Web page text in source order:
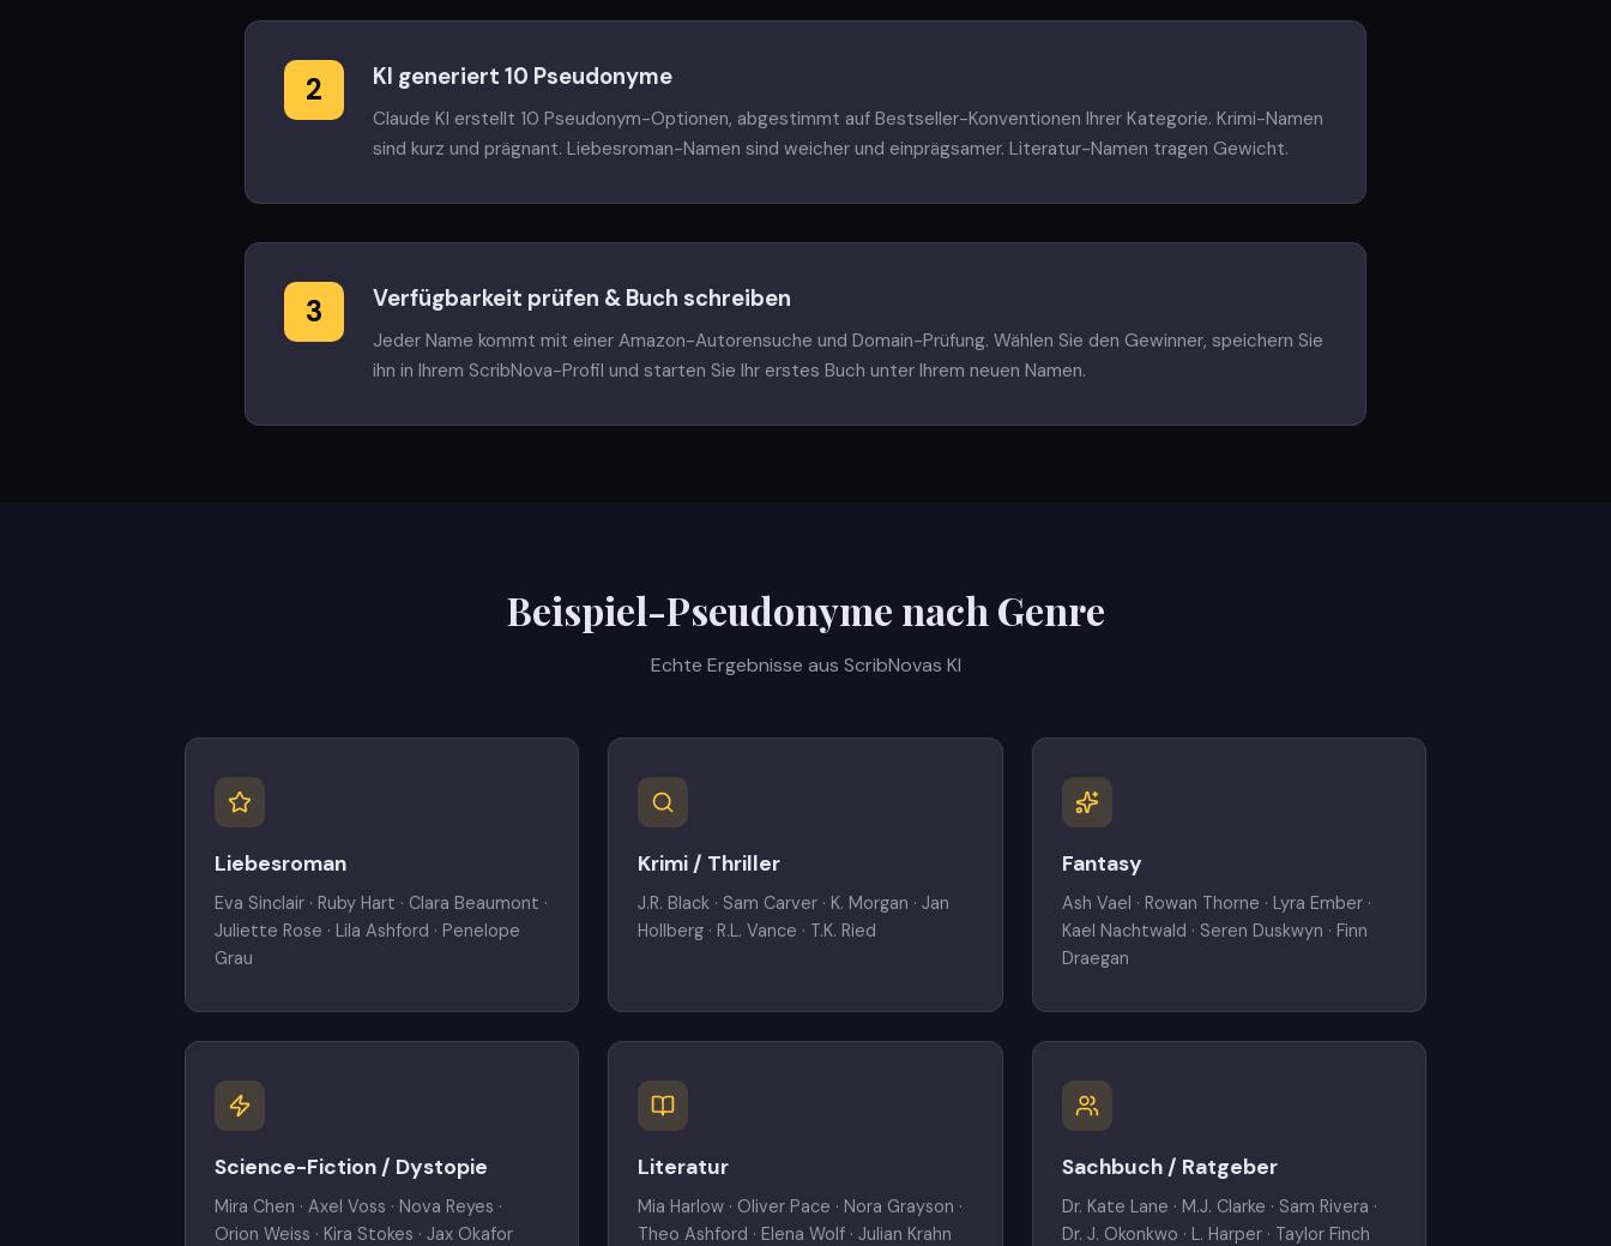
2 KI generiert 10 Pseudonyme
Claude KI erstellt 10 Pseudonym-Optionen, abgestimmt auf Bestseller-Konventionen Ihrer Kategorie. Krimi-Namen
sind kurz und prägnant. Liebesroman-Namen sind weicher und einprägsamer. Literatur-Namen tragen Gewicht.
3 Verfügbarkeit prüfen & Buch schreiben
Jeder Name kommt mit einer Amazon-Autorensuche und Domain-Prüfung. Wählen Sie den Gewinner, speichern Sie
ihn in Ihrem ScribNova-Profil und starten Sie Ihr erstes Buch unter Ihrem neuen Namen.
Beispiel-Pseudonyme nach Genre
Echte Ergebnisse aus ScribNovas KI
Liebesroman
Eva Sinclair · Ruby Hart · Clara Beaumont ·
Juliette Rose · Lila Ashford · Penelope
Grau
Krimi / Thriller
J.R. Black · Sam Carver · K. Morgan · Jan
Hollberg · R.L. Vance · T.K. Ried
Fantasy
Ash Vael · Rowan Thorne · Lyra Ember ·
Kael Nachtwald · Seren Duskwyn · Finn
Draegan
Science-Fiction / Dystopie
Mira Chen · Axel Voss · Nova Reyes ·
Orion Weiss · Kira Stokes · Jax Okafor
Literatur
Mia Harlow · Oliver Pace · Nora Grayson ·
Theo Ashford · Elena Wolf · Julian Krahn
Sachbuch / Ratgeber
Dr. Kate Lane · M.J. Clarke · Sam Rivera ·
Dr. J. Okonkwo · L. Harper · Taylor Finch